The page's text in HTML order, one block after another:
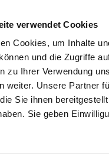
verwendet Cookies
Cookies, um Inhalte
und die Zugriffe
zu Ihrer Verwendung
weiter. Unsere Partner
Sie ihnen
Sie geben
PRODUKTE